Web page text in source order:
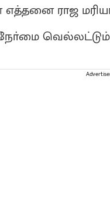
எத்தனை ராஜ
வெல்லட்டும்